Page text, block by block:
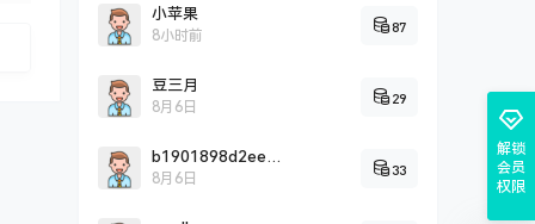
小苹果
8小时前
87
豆三月
8月6日
29
b1901898d2eef0c2fddbd2c9a5707cc26725
8月6日
33
解锁
会员
权限